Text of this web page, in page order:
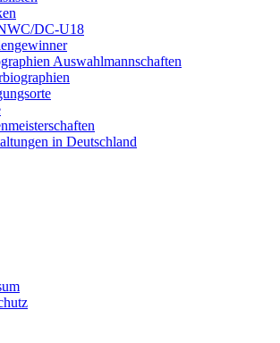
DC-U18
Auswahlmannschaften
in Deutschland